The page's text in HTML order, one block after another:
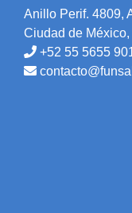
Anillo Perif. 4809,
Ciudad de
+52 55 5655